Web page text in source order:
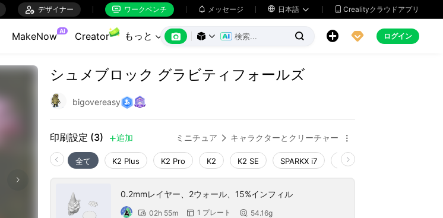
 デザイナー  ワークベンチ  メッセージ  日本語   Crealityクラウドアプリ
MakeNow AI Creator もっと        ログイン
シュメブロック グラビティフォールズ
bigovereasy
印刷設定 (3) 追加 ミニチュア  キャラクターとクリーチャー 
全て K2 Plus K2 Pro K2 K2 SE SPARKX i7 Creality Hi
0.2mmレイヤー、2ウォール、15%インフィル
 02h 55m  1 プレート  54.16g